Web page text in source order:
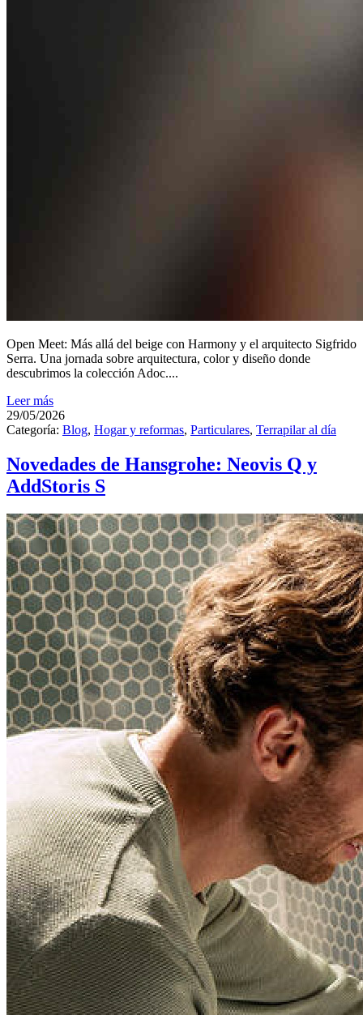
Open Meet: Más allá del beige con Harmony y el arquitecto Sigfrido
Serra. Una jornada sobre arquitectura, color y diseño donde
descubrimos la colección Adoc....
Leer más
29/05/2026
Categoría: Blog, Hogar y reformas, Particulares, Terrapilar al día
Novedades de Hansgrohe: Neovis Q y
AddStoris S